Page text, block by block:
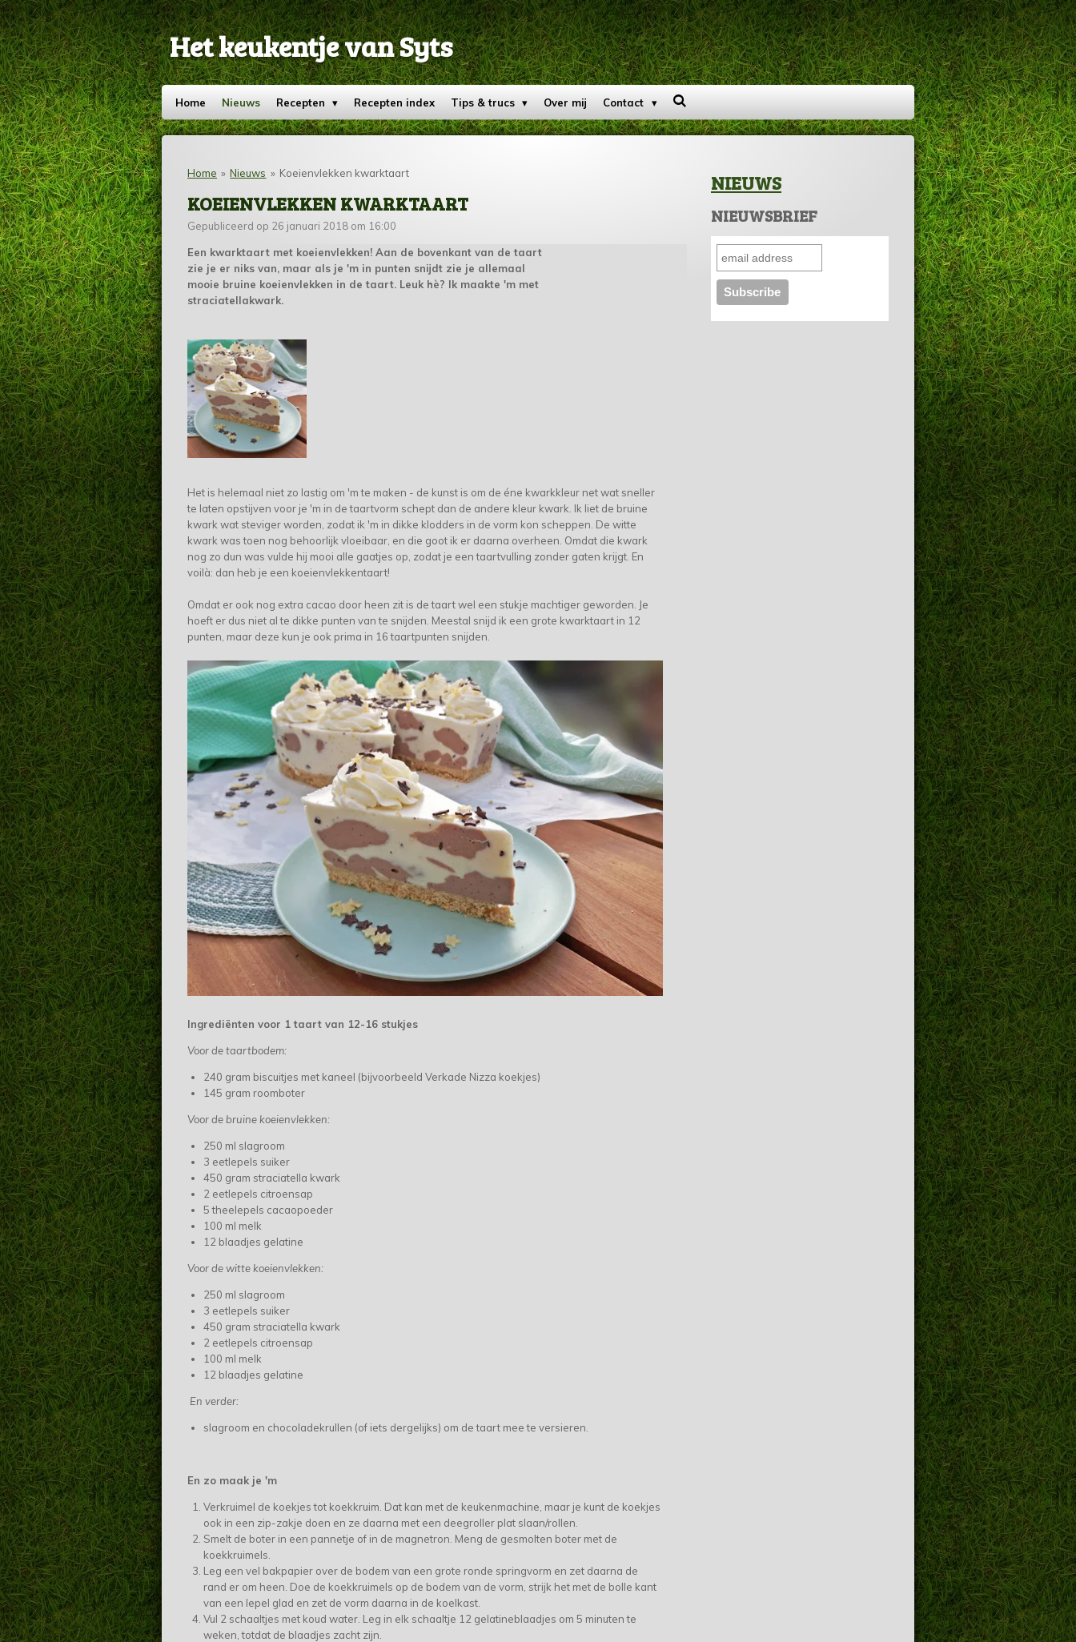
Ga
direct
naar
de
hoofdinhoud
Het keukentje van Syts
Home Nieuws Recepten Recepten index Tips & trucs Over mij Contact
Home » Nieuws » Koeienvlekken kwarktaart
KOEIENVLEKKEN KWARKTAART
Gepubliceerd op 26 januari 2018 om 16:00
Een kwarktaart met koeienvlekken! Aan de bovenkant van de taart
zie je er niks van, maar als je 'm in punten snijdt zie je allemaal
mooie bruine koeienvlekken in de taart. Leuk hè? Ik maakte 'm met
straciatellakwark.
Het is helemaal niet zo lastig om 'm te maken - de kunst is om de éne kwarkkleur net wat sneller
te laten opstijven voor je 'm in de taartvorm schept dan de andere kleur kwark. Ik liet de bruine
kwark wat steviger worden, zodat ik 'm in dikke klodders in de vorm kon scheppen. De witte
kwark was toen nog behoorlijk vloeibaar, en die goot ik er daarna overheen. Omdat die kwark
nog zo dun was vulde hij mooi alle gaatjes op, zodat je een taartvulling zonder gaten krijgt. En
voilà: dan heb je een koeienvlekkentaart!
Omdat er ook nog extra cacao door heen zit is de taart wel een stukje machtiger geworden. Je
hoeft er dus niet al te dikke punten van te snijden. Meestal snijd ik een grote kwarktaart in 12
punten, maar deze kun je ook prima in 16 taartpunten snijden.
Ingrediënten voor 1 taart van 12-16 stukjes
Voor de taartbodem:
240 gram biscuitjes met kaneel (bijvoorbeeld Verkade Nizza koekjes)
145 gram roomboter
Voor de bruine koeienvlekken:
250 ml slagroom
3 eetlepels suiker
450 gram straciatella kwark
2 eetlepels citroensap
5 theelepels cacaopoeder
100 ml melk
12 blaadjes gelatine
Voor de witte koeienvlekken:
250 ml slagroom
3 eetlepels suiker
450 gram straciatella kwark
2 eetlepels citroensap
100 ml melk
12 blaadjes gelatine
En verder:
slagroom en chocoladekrullen (of iets dergelijks) om de taart mee te versieren.
En zo maak je 'm
Verkruimel de koekjes tot koekkruim. Dat kan met de keukenmachine, maar je kunt de koekjes
ook in een zip-zakje doen en ze daarna met een deegroller plat slaan/rollen.
Smelt de boter in een pannetje of in de magnetron. Meng de gesmolten boter met de
koekkruimels.
Leg een vel bakpapier over de bodem van een grote ronde springvorm en zet daarna de
rand er om heen. Doe de koekkruimels op de bodem van de vorm, strijk het met de bolle kant
van een lepel glad en zet de vorm daarna in de koelkast.
Vul 2 schaaltjes met koud water. Leg in elk schaaltje 12 gelatineblaadjes om 5 minuten te
weken, totdat de blaadjes zacht zijn.
NIEUWS
NIEUWSBRIEF